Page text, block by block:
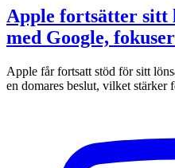
Apple fortsätter sitt
med Google,
Apple får fortsatt stöd för sitt
en domares beslut, vilket stärker